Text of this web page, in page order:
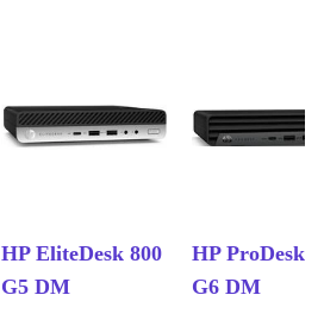
HP EliteDesk 800
G5 DM
HP ProDesk
G6 DM